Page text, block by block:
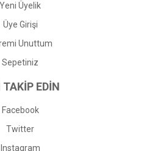
Yeni Üyelik
Üye Girişi
Unuttum
Sepetiniz
TAKİP EDİN
Facebook
Twitter
Instagram